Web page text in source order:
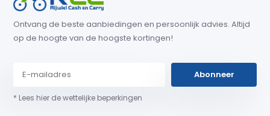
Ontvang de beste aanbiedingen en persoonlijk advies. Altijd
op de hoogte van de hoogste kortingen!
Abonneer
* Lees hier de wettelijke beperkingen